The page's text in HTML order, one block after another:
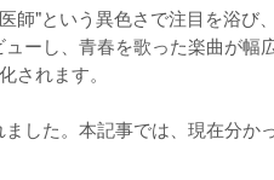
師"という異色さで注目を浴び
ーし、青春を歌った楽曲が幅
れます。
した。本記事では、現在分か